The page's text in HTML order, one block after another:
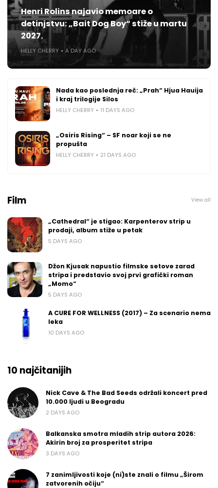
Henri Rolins najavio memoare o
detinjstvu: „Bait Dog Boy“ stiže u martu
2027.
HELLY CHERRY A DAY AGO
Nada kao poslednja reč: „Prah“ Hjua Hauija
i kraj trilogije Silos
HELLY CHERRY 11 DAYS AGO
„Osiris Rising“ – SF noar koji se ne
propušta
HELLY CHERRY 21 DAYS AGO
Film View all
„Cathedral“ je stigao: Karpenterov strip u
prodaji, album stiže u petak
5 DAYS AGO
Džon Kjusak napustio filmske setove zarad
stripa i predstavio svoj prvi grafički roman
„Momo“
5 DAYS AGO
A CURE FOR WELLNESS (2017) – Za scenario nema
leka
10 DAYS AGO
10 najčitanijih
Nick Cave & The Bad Seeds održali koncert pred
10.000 ljudi u Beogradu
2 DAYS AGO
Balkanska smotra mladih strip autora 2026:
Akirin broj za prosperitet stripa
3 DAYS AGO
7 zanimljivosti koje (ni)ste znali o filmu „Širom
zatvorenih očiju“